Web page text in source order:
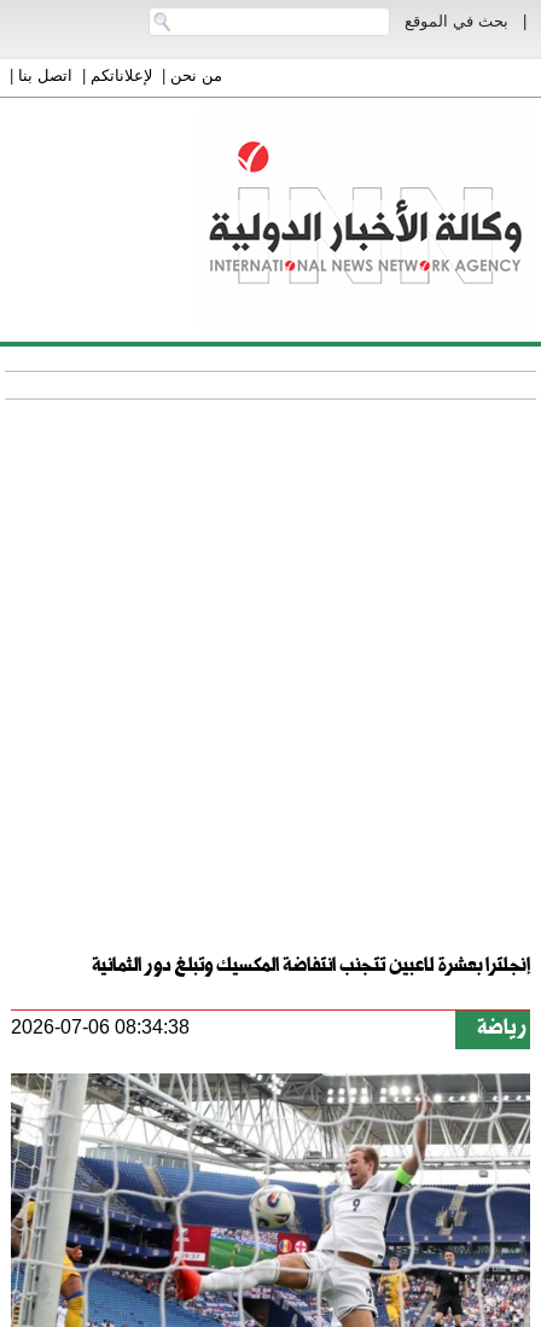
بحث في الموقع
من نحن| لإعلاناتكم| اتصل بنا|
إنجلترا بعشرة لاعبين تتجنب انتفاضة المكسيك وتبلغ دور الثمانية
رياضة 2026-07-06 08:34:38